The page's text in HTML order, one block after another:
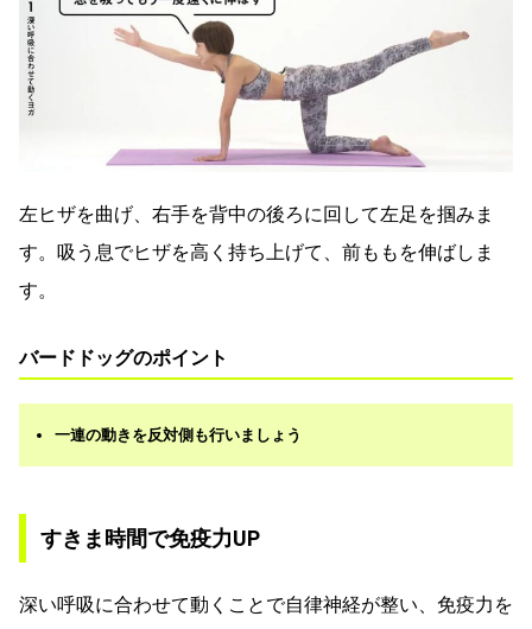
左ヒザを曲げ、右手を背中の後ろに回して左足を掴みま
す。吸う息でヒザを高く持ち上げて、前ももを伸ばしま
す。
バードドッグのポイント
一連の動きを反対側も行いましょう
すきま時間で免疫力UP
深い呼吸に合わせて動くことで自律神経が整い、免疫力を